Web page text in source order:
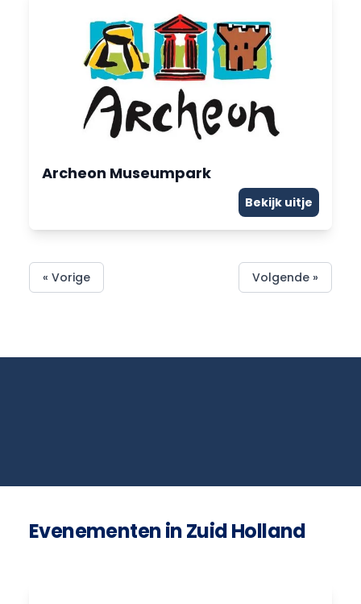
Archeon Museumpark
Bekijk uitje
« Vorige Volgende »
Evenementen in Zuid Holland